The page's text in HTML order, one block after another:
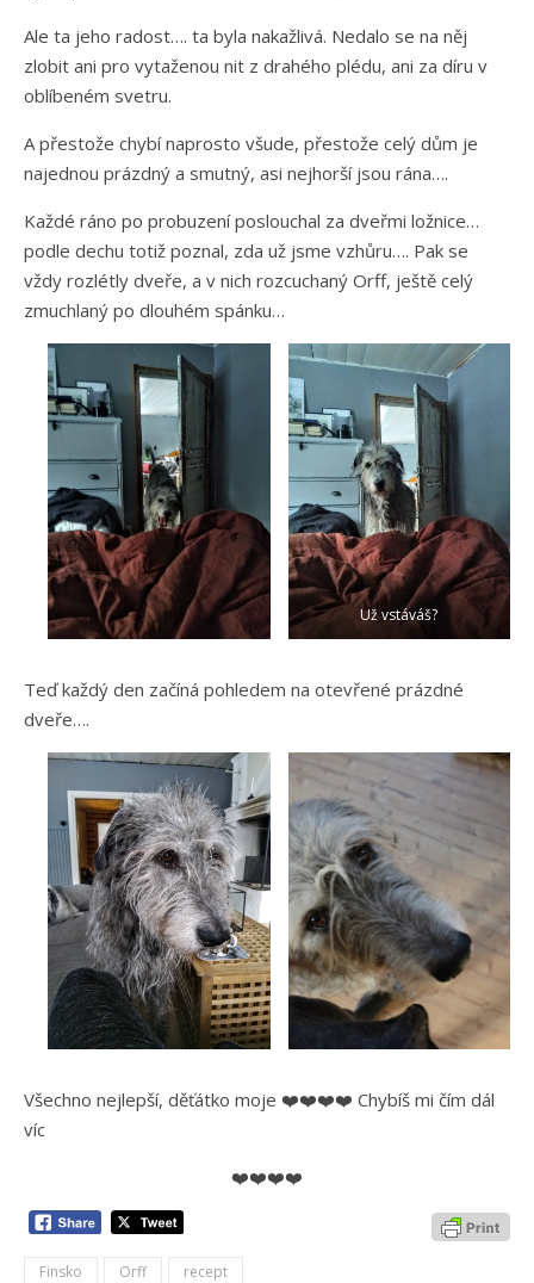
Ale ta jeho radost…. ta byla nakažlivá. Nedalo se na něj
zlobit ani pro vytaženou nit z drahého plédu, ani za díru v
oblíbeném svetru.
A přestože chybí naprosto všude, přestože celý dům je
najednou prázdný a smutný, asi nejhorší jsou rána….
Každé ráno po probuzení poslouchal za dveřmi ložnice…
podle dechu totiž poznal, zda už jsme vzhůru…. Pak se
vždy rozlétly dveře, a v nich rozcuchaný Orff, ještě celý
zmuchlaný po dlouhém spánku…
Už vstáváš?
Teď každý den začíná pohledem na otevřené prázdné
dveře….
Všechno nejlepší, děťátko moje ❤️❤️❤️❤️ Chybíš mi čím dál
víc
❤️❤️❤️❤️
Finsko Orff recept